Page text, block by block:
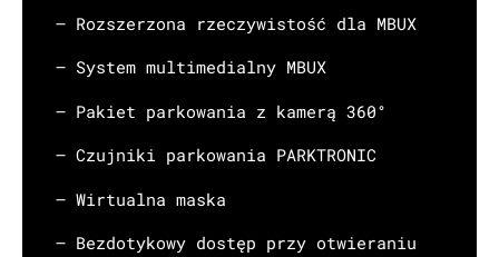
– Rozszerzona rzeczywistość dla MBUX
– System multimedialny MBUX
– Pakiet parkowania z kamerą 360°
– Czujniki parkowania PARKTRONIC
– Wirtualna maska
– Bezdotykowy dostęp przy otwieraniu